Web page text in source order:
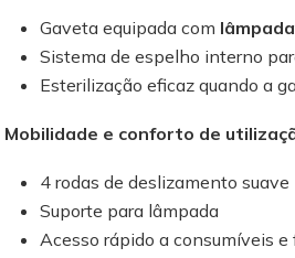
Gaveta equipada com
Sistema de espelho interno
Esterilização eficaz quando a
Mobilidade e conforto de
4 rodas de deslizamento suave
Suporte para lâmpada
Acesso rápido a consumíveis